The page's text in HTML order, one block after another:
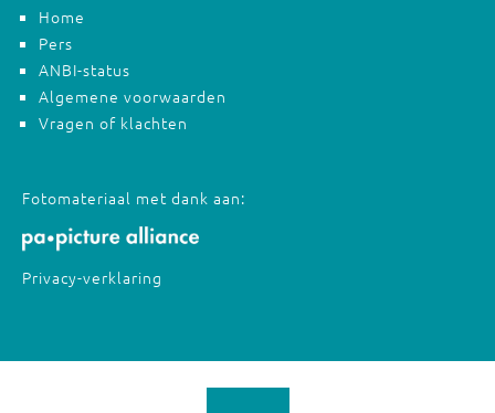
Home
Pers
ANBI-status
Algemene voorwaarden
Vragen of klachten
Fotomateriaal met dank aan:
Privacy-verklaring